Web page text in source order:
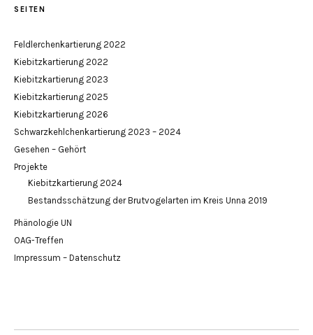
SEITEN
Feldlerchenkartierung 2022
Kiebitzkartierung 2022
Kiebitzkartierung 2023
Kiebitzkartierung 2025
Kiebitzkartierung 2026
Schwarzkehlchenkartierung 2023 – 2024
Gesehen – Gehört
Projekte
Kiebitzkartierung 2024
Bestandsschätzung der Brutvogelarten im Kreis Unna 2019
Phänologie UN
OAG-Treffen
Impressum – Datenschutz